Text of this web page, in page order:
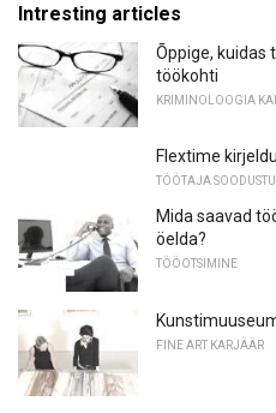
Intresting articles
Õppige, kuidas
töökohti
KRIMINOLOOGIA
Flextime
TÖÖTAJA
Mida saavad
öelda?
TÖÖOTSIMINE
FINE ART KARJÄÄR